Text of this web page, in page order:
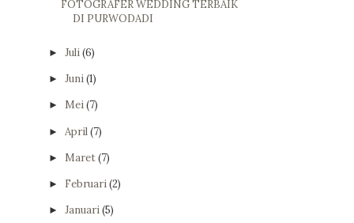
FOTOGRAFER WEDDING TERBAIK
DI PURWODADI
► Juli(6)
► Juni(1)
► Mei(7)
► April(7)
► Maret(7)
► Februari(2)
► Januari(5)